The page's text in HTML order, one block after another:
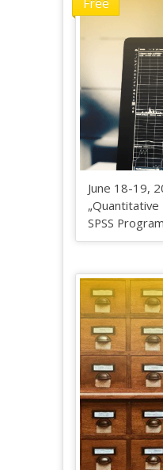
June 18-19,
„Quantitative
SPSS